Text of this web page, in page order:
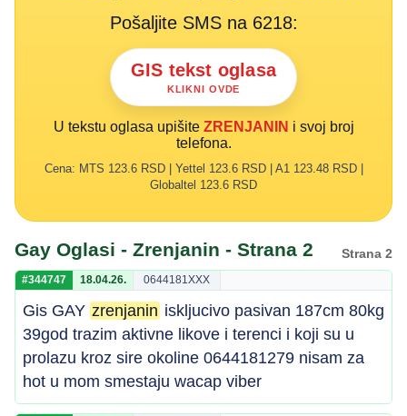
Pošaljite SMS na 6218:
GIS tekst oglasa
KLIKNI OVDE
U tekstu oglasa upišite ZRENJANIN i svoj broj
telefona.
Cena: MTS 123.6 RSD | Yettel 123.6 RSD | A1 123.48 RSD |
Globaltel 123.6 RSD
Gay Oglasi - Zrenjanin - Strana 2 Strana 2
#344747 18.04.26. 0644181XXX
Gis GAY zrenjanin iskljucivo pasivan 187cm 80kg
39god trazim aktivne likove i terenci i koji su u
prolazu kroz sire okoline 0644181279 nisam za
hot u mom smestaju wacap viber